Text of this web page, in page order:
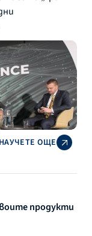
НАУЧЕТЕ ОЩЕ
продукти